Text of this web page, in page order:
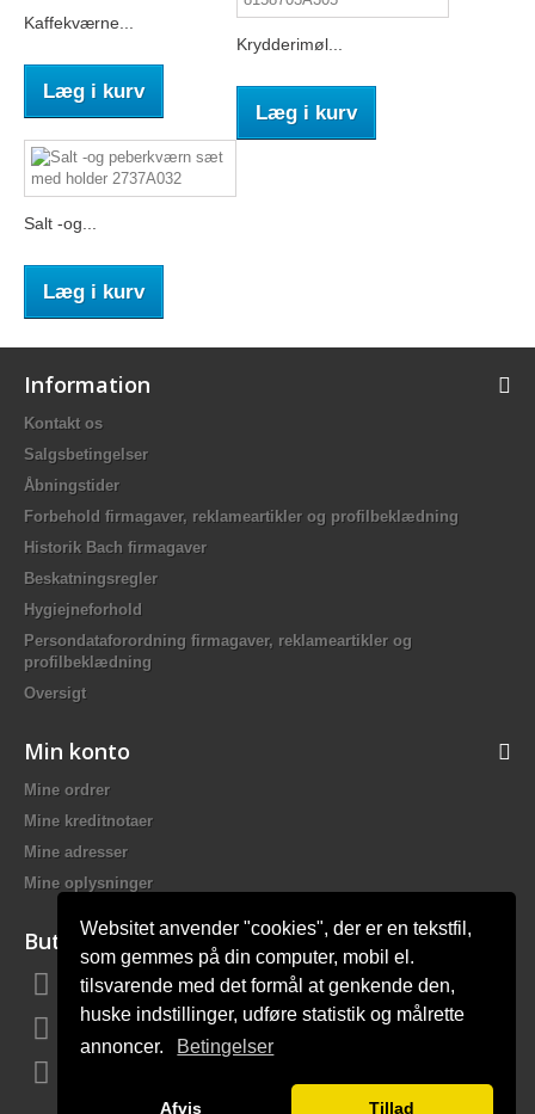
Websitet anvender "cookies", der er en tekstfil,
som gemmes på din computer, mobil el.
tilsvarende med det formål at genkende den,
huske indstillinger, udføre statistik og målrette
annoncer.
Betingelser
Afvis Tillad
Kaffekværne...
Læg i kurv
Krydderimøl...
Læg i kurv
Salt -og...
Læg i kurv
Information
Kontakt os
Salgsbetingelser
Åbningstider
Forbehold firmagaver, reklameartikler og profilbeklædning
Historik Bach firmagaver
Beskatningsregler
Hygiejneforhold
Persondataforordning firmagaver, reklameartikler og
profilbeklædning
Oversigt
Min konto
Mine ordrer
Mine kreditnotaer
Mine adresser
Mine oplysninger
Butiksinformation
Bach Promotion, Trafikskolevej 2 7400 Herning Danmark